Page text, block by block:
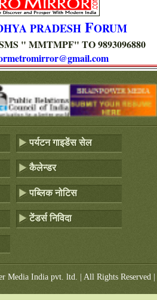
PRADESH FORUM
" MMTMPF" TO 9893096880
पर्यटन गाइडेंस सेल
कैलेन्डर
पब्लिक नोटिस
टेंडर्स निविदा
Media India pvt. ltd. | All Rights Reserved |